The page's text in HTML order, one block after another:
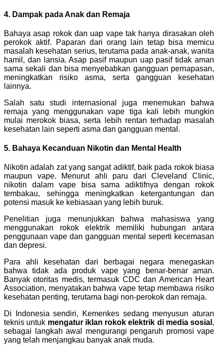
4. Dampak pada Anak dan Remaja
Bahaya asap rokok dan uap vape tak hanya dirasakan oleh
perokok aktif. Paparan dari orang lain tetap bisa memicu
masalah kesehatan serius, terutama pada anak-anak, wanita
hamil, dan lansia. Asap pasif maupun uap pasif tidak aman
sama sekali dan bisa menyebabkan gangguan pernapasan,
meningkatkan risiko asma, serta gangguan kesehatan
lainnya.
Salah satu studi internasional juga menemukan bahwa
remaja yang menggunakan vape tiga kali lebih mungkin
mulai merokok biasa, serta lebih rentan terhadap masalah
kesehatan lain seperti asma dan gangguan mental.
5. Bahaya Kecanduan Nikotin dan Mental Health
Nikotin adalah zat yang sangat adiktif, baik pada rokok biasa
maupun vape. Menurut ahli paru dari Cleveland Clinic,
nikotin dalam vape bisa sama adiktifnya dengan rokok
tembakau, sehingga meningkatkan ketergantungan dan
potensi masuk ke kebiasaan yang lebih buruk.
Penelitian juga menunjukkan bahwa mahasiswa yang
menggunakan rokok elektrik memiliki hubungan antara
penggunaan vape dan gangguan mental seperti kecemasan
dan depresi.
Para ahli kesehatan dari berbagai negara menegaskan
bahwa tidak ada produk vape yang benar-benar aman.
Banyak otoritas medis, termasuk CDC dan American Heart
Association, menyatakan bahwa vape tetap membawa risiko
kesehatan penting, terutama bagi non-perokok dan remaja.
Di Indonesia sendiri, Kemenkes sedang menyusun aturan
teknis untuk mengatur iklan rokok elektrik di media sosial ,
sebagai langkah awal mengurangi pengaruh promosi vape
yang telah menjangkau banyak anak muda.